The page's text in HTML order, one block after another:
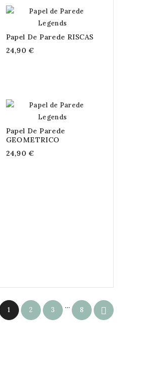
Papel De Parede RISCAS
24,90 €
Papel De Parede
GEOMETRICO
24,90 €
1 2 3 … 8 